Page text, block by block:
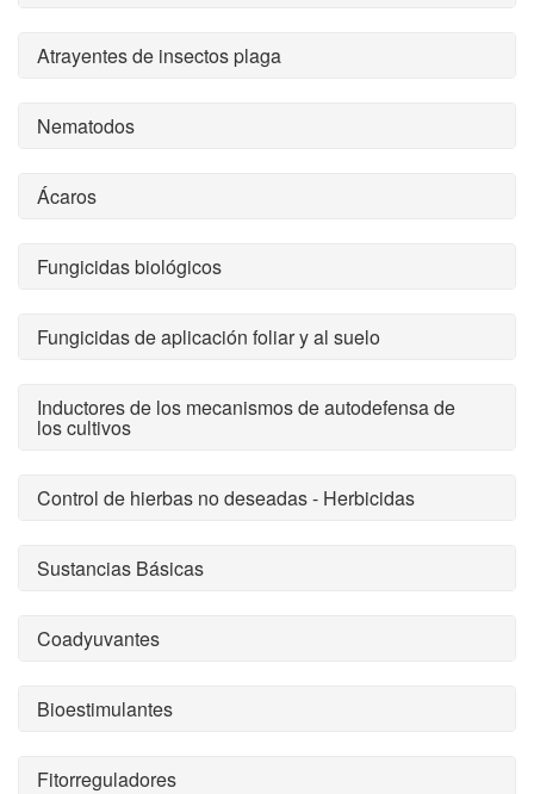
Atrayentes de insectos plaga
Nematodos
Ácaros
Fungicidas biológicos
Fungicidas de aplicación foliar y al suelo
Inductores de los mecanismos de autodefensa de
los cultivos
Control de hierbas no deseadas - Herbicidas
Sustancias Básicas
Coadyuvantes
Bioestimulantes
Fitorreguladores